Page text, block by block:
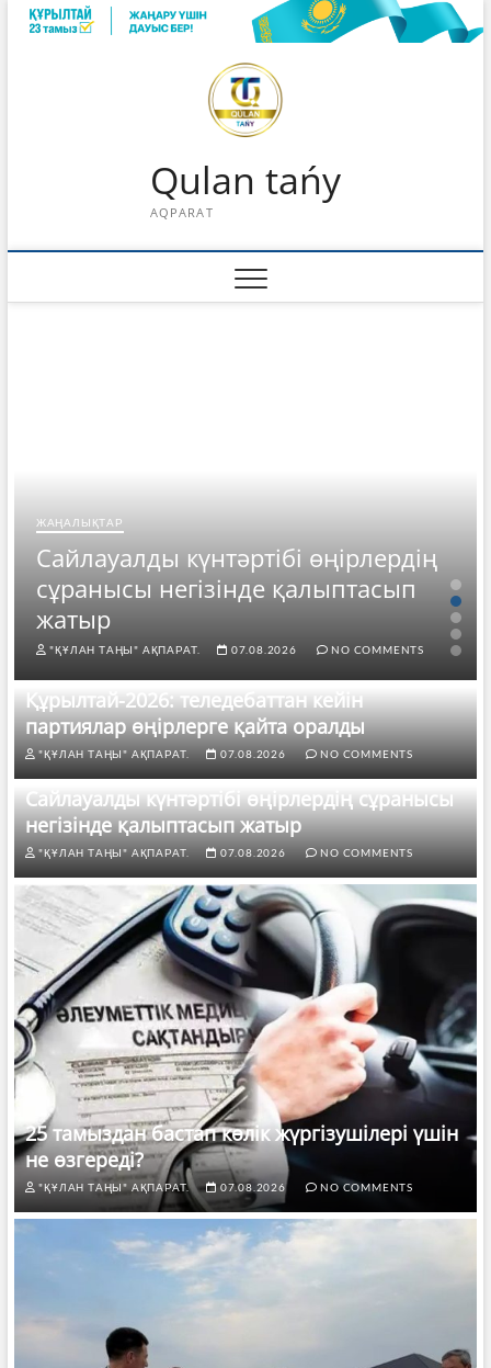
Skip
Qulan tańy
AQPARAT
ЖАҢАЛЫҚТАР
Сайлауалды күнтәртібі өңірлердің
сұранысы негізінде қалыптасып
жатыр
"ҚҰЛАН ТАҢЫ" АҚПАРАТ. 07.08.2026 NO COMMENTS
Құрылтай-2026: теледебаттан кейін
партиялар өңірлерге қайта оралды
"ҚҰЛАН ТАҢЫ" АҚПАРАТ. 07.08.2026 NO COMMENTS
Сайлауалды күнтәртібі өңірлердің сұранысы
негізінде қалыптасып жатыр
"ҚҰЛАН ТАҢЫ" АҚПАРАТ. 07.08.2026 NO COMMENTS
25 тамыздан бастап көлік жүргізушілері үшін
не өзгереді?
"ҚҰЛАН ТАҢЫ" АҚПАРАТ. 07.08.2026 NO COMMENTS